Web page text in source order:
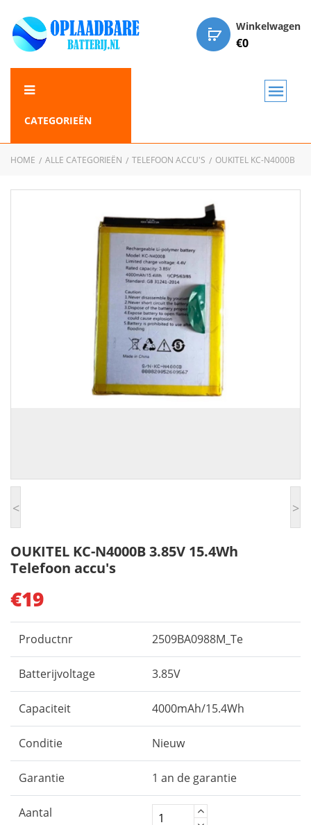
Winkelwagen
€0
CATEGORIEËN
HOME ALLE CATEGORIEËN TELEFOON ACCU'S OUKITEL KC-N4000B
< >
OUKITEL KC-N4000B 3.85V 15.4Wh
Telefoon accu's
€19
Productnr 2509BA0988M_Te
Batterijvoltage 3.85V
Capaciteit 4000mAh/15.4Wh
Conditie Nieuw
Garantie 1 an de garantie
Aantal